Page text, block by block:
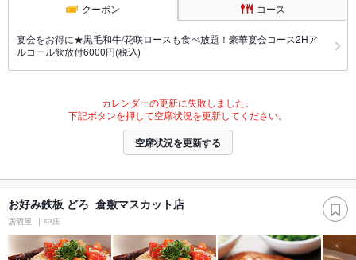
クーポン コース
宴会をお得に★黒毛和牛/花咲ロースも食べ放題！豪華宴会コース2Hア
ルコール飲放付6000円(税込)
カレンダーの更新に失敗しました。
下記ボタンを押して空席状況を更新してください。
空席状況を更新する
お好み鉄板 どろ 倉敷マスカット店
居酒屋 中庄